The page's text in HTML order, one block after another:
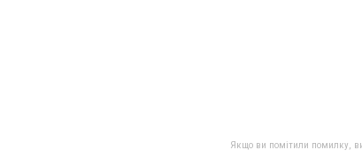
Якщо ви помітили помилку,